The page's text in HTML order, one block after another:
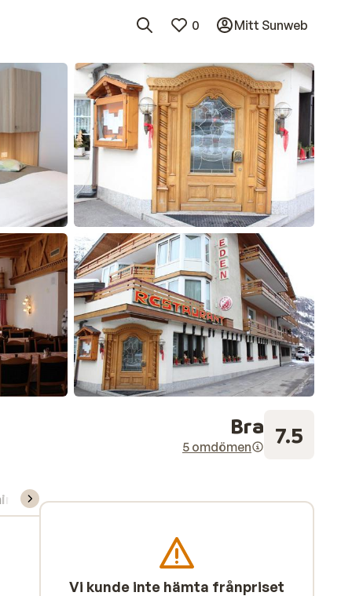
0 Mitt Sunweb
Bra
5 omdömen 7.5
Skidskola
Vi kunde inte hämta frånpriset